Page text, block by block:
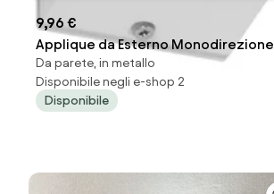
9,96 €
Applique da Esterno Monodirezione
IP65 GU10 - Bianca
Da parete, in metallo
Disponibile negli e-shop 2
Disponibile